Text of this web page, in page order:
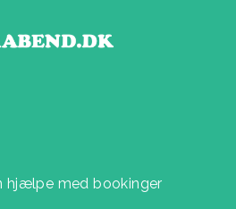
hjælpe med bookinger